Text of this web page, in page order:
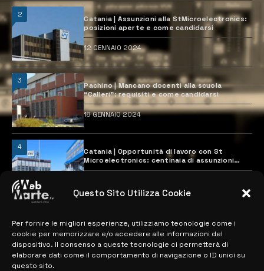
Questo Sito Utilizza Cookie
Per fornire le migliori esperienze, utilizziamo tecnologie come i
cookie per memorizzare e/o accedere alle informazioni del
dispositivo. Il consenso a queste tecnologie ci permetterà di
elaborare dati come il comportamento di navigazione o ID unici su
questo sito.
2
Catania | Assunzioni alla StMicroelectronics:
posizioni aperte e come candidarsi
12 GENNAIO 2024
3
Pachino | Mancano docenti alla scuola
“Calleri”: requisiti e come candidarsi
18 GENNAIO 2024
4
Catania | Opportunità di lavoro con St
Microelectronics: centinaia di assunzioni
previste
MAPPA DEL SITO
> NOTIZIE